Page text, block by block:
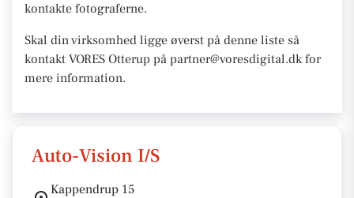
kontakte fotograferne.
Skal din virksomhed ligge øverst på denne liste så
kontakt VORES Otterup på partner@voresdigital.dk for
mere information.
Auto-Vision I/S
Kappendrup 15